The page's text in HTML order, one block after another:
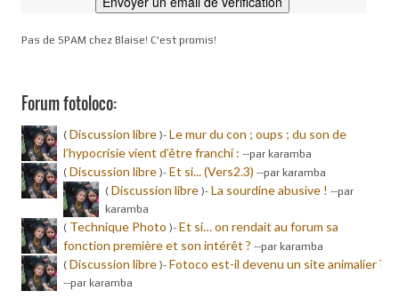
Pas de SPAM chez Blaise! C'est promis!
Forum fotoloco:
( Discussion libre )- Le mur du con ; oups ; du son de
l’hypocrisie vient d’être franchi : --par karamba
( Discussion libre )- Et si... (Vers2.3) --par karamba
( Discussion libre )- La sourdine abusive ! --par
karamba
( Technique Photo )- Et si… on rendait au forum sa
fonction première et son intérêt ? --par karamba
( Discussion libre )- Fotoco est-il devenu un site animalier ?
--par karamba